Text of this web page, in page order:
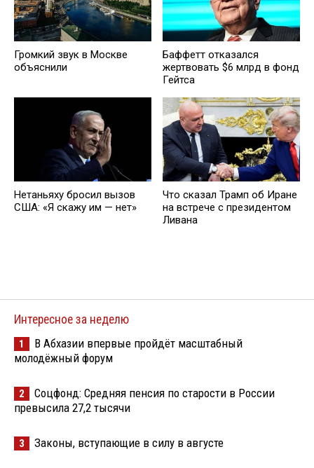
Громкий звук в Москве
объяснили
Баффетт отказался
жертвовать $6 млрд в фонд
Гейтса
Нетаньяху бросил вызов
США: «Я скажу им — нет»
Что сказал Трамп об Иране
на встрече с президентом
Ливана
Интересное за неделю
1
В Абхазии впервые пройдёт масштабный
молодёжный форум
2
Соцфонд: Средняя пенсия по старости в России
превысила 27,2 тысячи
3 Законы, вступающие в силу в августе